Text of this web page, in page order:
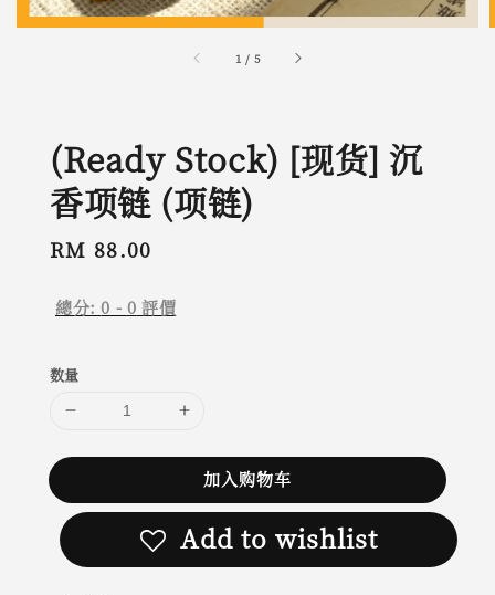
1 / 5
(Ready Stock) [现货] 沉
香项链 (项链)
Regular
RM 88.00
總分:0 - 0 評價
数量
加入购物车
Add to wishlist